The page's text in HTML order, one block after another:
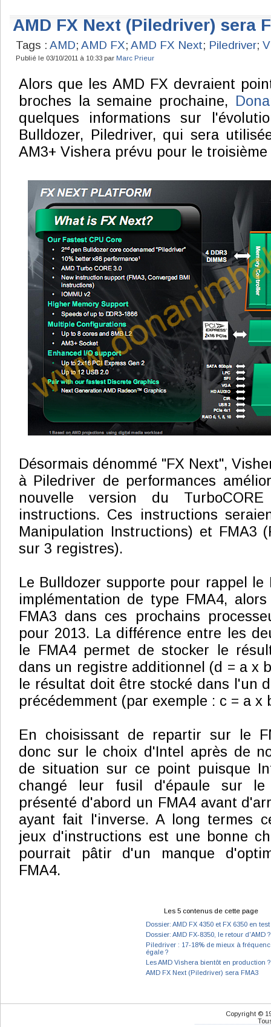
AMD FX Next (Piledriver) sera
Tags : AMD; AMD FX; AMD FX Next; Piledriver;
Publié le 03/10/2011 à 10:33 par Marc Prieur
Alors que les AMD FX devraient
broches la semaine prochaine,
quelques informations sur
Bulldozer, Piledriver, qui sera
AM3+ Vishera prévu pour le
Désormais dénommé "FX Next",
à Piledriver de performances
nouvelle version du
instructions. Ces instructions
Manipulation Instructions) et FMA3
sur 3 registres).
Le Bulldozer supporte pour rappel le
implémentation de type FMA4,
FMA3 dans ces prochains
pour 2013. La différence entre les
le FMA4 permet de stocker le
dans un registre additionnel (d = a x
le résultat doit être stocké dans l'un
précédemment (par exemple : c = a x
En choisissant de repartir sur le
donc sur le choix d'Intel après de
de situation sur ce point puisque
changé leur fusil d'épaule sur
présenté d'abord un FMA4 avant
ayant fait l'inverse. A long termes
jeux d'instructions est une bonne
pourrait pâtir d'un manque
FMA4.
Les 5 contenus de cette page
Dossier: AMD FX 4350 et FX 6350 en test
Dossier: AMD FX-8350, le retour d'AMD ?
Piledriver : 17-18% de mieux à
égale ?
Les AMD Vishera bientôt en production ?
AMD FX Next (Piledriver) sera FMA3
Copyright ©